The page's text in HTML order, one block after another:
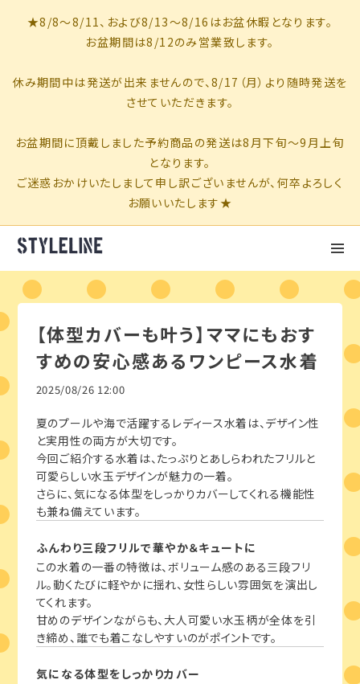
【体型カバーも叶う】ママにもおす
すめの安心感あるワンピース水着
2025/08/26 12:00
夏のプールや海で活躍するレディース水着は、デザイン性
と実用性の両方が大切です。
今回ご紹介する水着は、たっぷりとあしらわれたフリルと
可愛らしい水玉デザインが魅力の一着。
さらに、気になる体型をしっかりカバーしてくれる機能性
も兼ね備えています。
ふんわり三段フリルで華やか＆キュートに
この水着の一番の特徴は、ボリューム感のある三段フリ
ル。動くたびに軽やかに揺れ、女性らしい雰囲気を演出し
てくれます。
甘めのデザインながらも、大人可愛い水玉柄が全体を引
き締め、誰でも着こなしやすいのがポイントです。
気になる体型をしっかりカバー